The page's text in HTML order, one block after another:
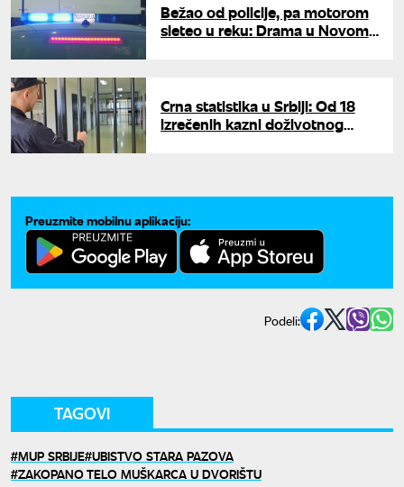
Bežao od policije, pa motorom
sleteo u reku: Drama u Novom
Crna statistika u Srbiji: Od 18
izrečenih kazni doživotnog
Preuzmite mobilnu aplikaciju:
Podeli:
TAGOVI
MUP SRBIJE UBISTVO STARA PAZOVA
ZAKOPANO TELO MUŠKARCA U DVORIŠTU